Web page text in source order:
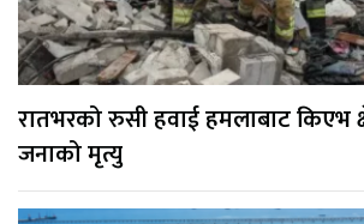
रातभरको रुसी हवाई हमलाबाट किएभ
जनाको मृत्यु